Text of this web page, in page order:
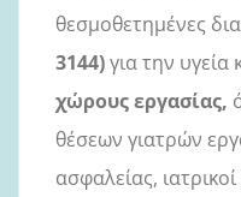
θεσμοθετημένες
3144)για την υγεία
χώρους εργασίας,
θέσεων γιατρών
ασφαλείας, ιατρικοί